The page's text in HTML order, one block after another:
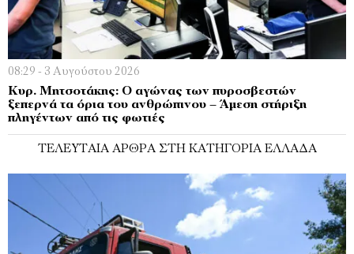
08:29 - 3 Αυγούστου 2026
Κυρ. Μητσοτάκης: Ο αγώνας των πυροσβεστών
ξεπερνά τα όρια του ανθρώπινου – Άμεση στήριξη
πληγέντων από τις φωτιές
ΤΕΛΕΥΤΑΊΑ ΆΡΘΡΑ ΣΤΗ ΚΑΤΗΓΟΡΊΑ ΕΛΛΆΔΑ